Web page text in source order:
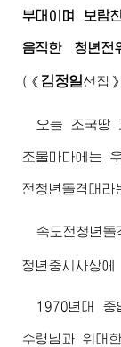
부대이며 보람
음직한 청년전
( 《 김정일선집》
오늘 조국땅
조물마다에는
전청년돌격대
속도전청년
청년중시사상
1970년대 중
수령님 과 위대한